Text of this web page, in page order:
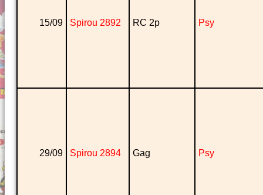
15/09 Spirou 2892 RC 2p Psy
29/09 Spirou 2894 Gag Psy